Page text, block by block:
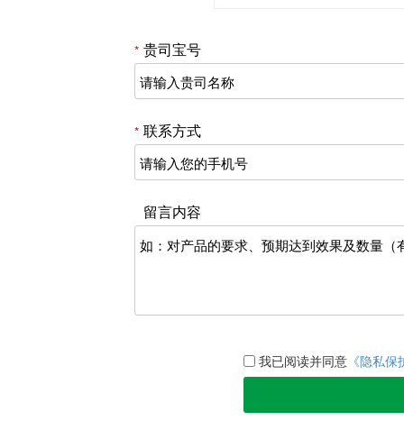
贵司宝号
*
联系方式
*
留言内容
我已阅读并同意 《隐私保
品介绍】HEPA(High efficiency
air Filter)，中文意思为高
气过滤器，达到HEPA标准的过···
圳绿创耐高温金属过滤器
绿创专注生产金属防尘过滤器网
年，主要用于空气中大颗粒物的
，起着防尘、尘、滤尘、抑尘、